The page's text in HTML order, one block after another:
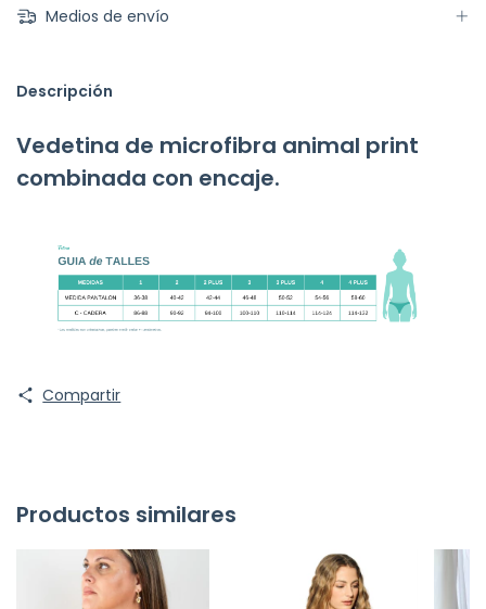
Medios de envío
Descripción
Vedetina de microfibra animal print
combinada con encaje.
Compartir
Productos similares